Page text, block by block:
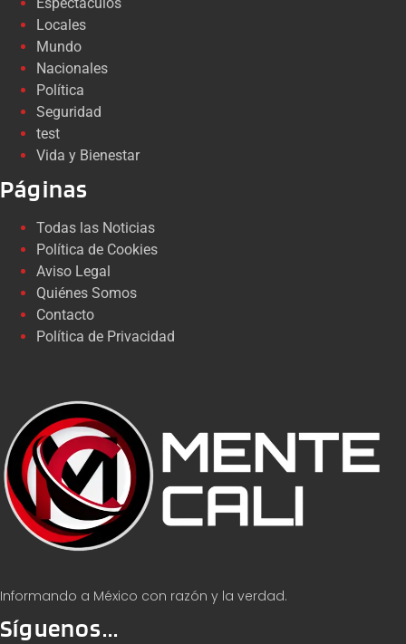
Informando a México con razón y la verdad.
Síguenos...
Locales
Mundo
Nacionales
Política
Seguridad
test
Vida y Bienestar
Páginas
Todas las Noticias
Política de Cookies
Aviso Legal
Quiénes Somos
Contacto
Política de Privacidad